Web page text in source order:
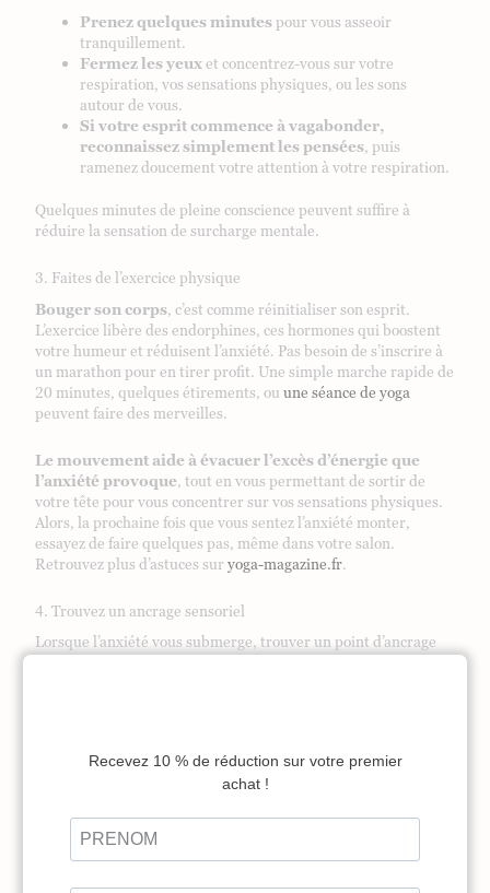
Prenez quelques minutespour vous asseoir
tranquillement.
Fermez les yeuxet concentrez-vous sur votre
respiration, vos sensations physiques, ou les sons
autour de vous.
Si votre esprit commence à vagabonder,
reconnaissez simplement les pensées, puis
ramenez doucement votre attention à votre respiration.
Quelques minutes de pleine conscience peuvent suffire à
réduire la sensation de surcharge mentale.
3. Faites de l’exercice physique
Bouger son corps, c’est comme réinitialiser son esprit.
L’exercice libère des endorphines, ces hormones qui boostent
votre humeur et réduisent l’anxiété. Pas besoin de s’inscrire à
un marathon pour en tirer profit. Une simple marche rapide de
20 minutes, quelques étirements, ou une séance de yoga
peuvent faire des merveilles.
Le mouvement aide à évacuer l’excès d’énergie que
l’anxiété provoque, tout en vous permettant de sortir de
votre tête pour vous concentrer sur vos sensations physiques.
Alors, la prochaine fois que vous sentez l’anxiété monter,
essayez de faire quelques pas, même dans votre salon.
Retrouvez plus d’astuces sur yoga-magazine.fr.
4. Trouvez un ancrage sensoriel
Lorsque l’anxiété vous submerge, trouver un point d’ancrage
Voici un exercice d’ancrage sensoriel rapide :
vous pouvez voir.
Trouvez quatre choses
Écoutez trois sonsdifférents.